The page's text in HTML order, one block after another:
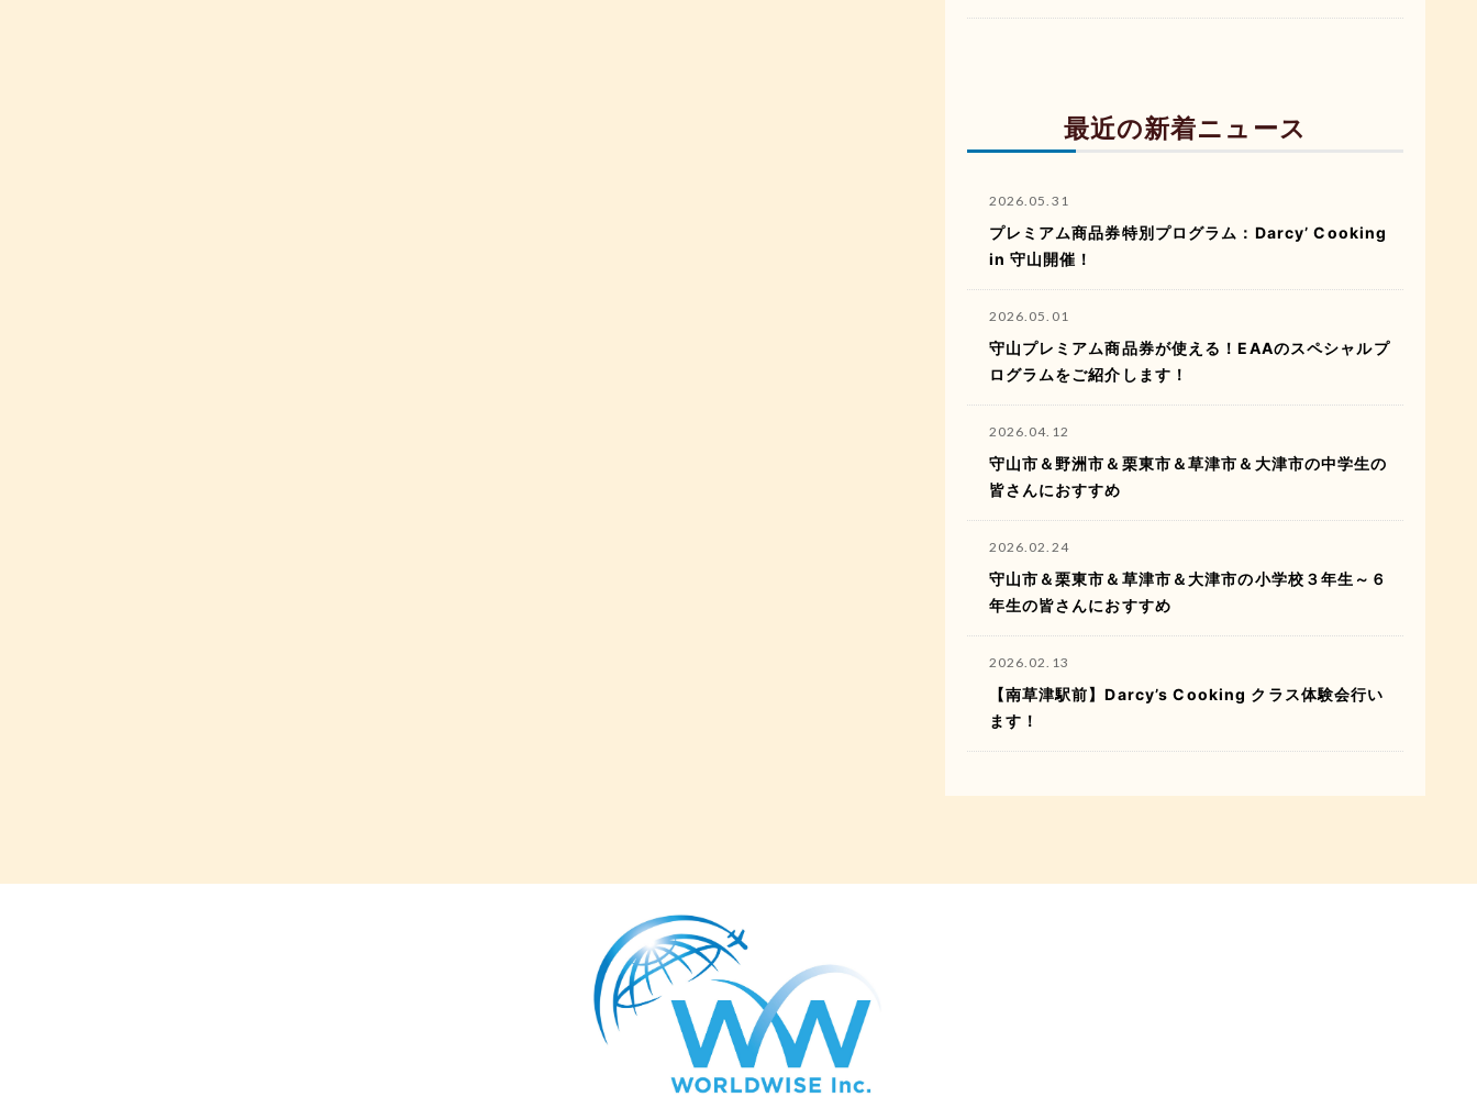
最近の新着ニュース
2026.05.31
プレミアム商品券特別プログラム：Darcy’ Cooking
in 守山開催！
2026.05.01
守山プレミアム商品券が使える！EAAのスペシャルプ
ログラムをご紹介します！
2026.04.12
守山市＆野洲市＆栗東市＆草津市＆大津市の中学生の
皆さんにおすすめ
2026.02.24
守山市＆栗東市＆草津市＆大津市の小学校３年生～６
年生の皆さんにおすすめ
2026.02.13
【南草津駅前】Darcy’s Cooking クラス体験会行い
ます！